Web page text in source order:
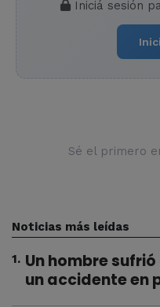
Iniciá sesión
Sé el primero
Noticias más leídas
1. Un hombre
un accidente en